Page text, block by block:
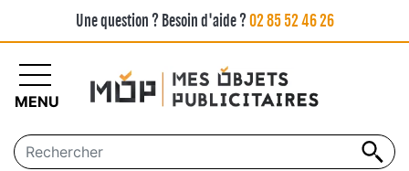
Une question ? Besoin d'aide ?02 85 52 46 26
MENU